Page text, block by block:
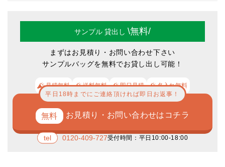
サンプル 貸出し \無料/
まずはお見積り・お問い合わせ下さい
サンプルバッグを無料でお貸し出し可能！
見積無料 送料無料 即日見積 名入れ無料
お見積り・お問い合わせはコチラ
平日18時までにご連絡頂ければ即日お返事！
0120-409-727受付時間：平日10:00-18:00